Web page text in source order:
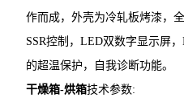
作而成，外壳为冷轧板烤漆，
SSR控制，LED双数字显示屏
的超温保护，自我诊断功能。
干燥箱-烘箱技术参数: